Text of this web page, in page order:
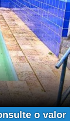
o valor